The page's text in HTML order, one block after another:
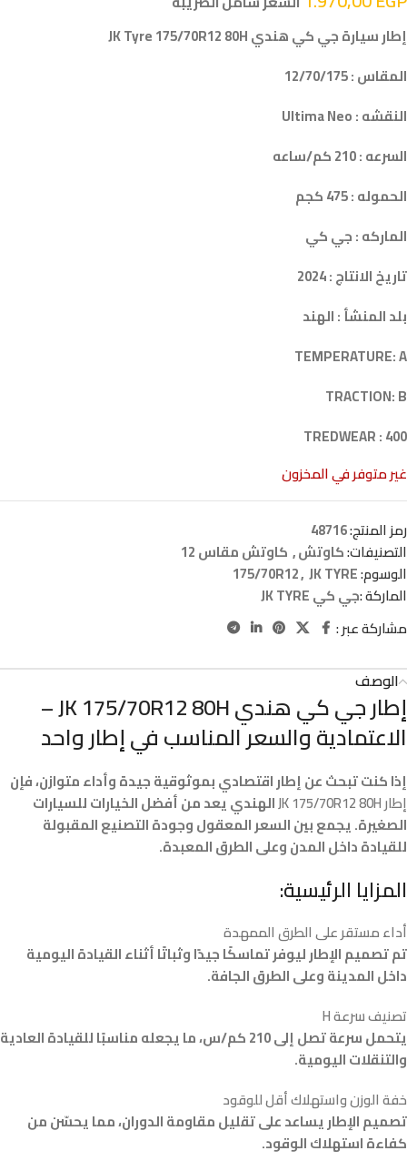
إطار سيارة جي كي هندي JK Tyre 175/70R12 80H
المقاس : 12/70/175
النقشه : Ultima Neo
السرعه : 210 كم/ساعه
الحموله : 475 كجم
الماركه : جي كي
تاريخ الانتاج : 2024
بلد المنشأ : الهند
TEMPERATURE: A
TRACTION: B
TREDWEAR : 400
غير متوفر في المخزون
رمز المنتج:48716
التصنيفات:كاوتش, كاوتش مقاس 12
الوسوم:
175/70R12, JK TYRE
الماركة :جي كي JK TYRE
مشاركة عبر :
الوصف
إطار جي كي هندي JK 175/70R12 80H –
الاعتمادية والسعر المناسب في إطار واحد
إذا كنت تبحث عن إطار اقتصادي بموثوقية جيدة وأداء متوازن، فإن
إطار JK 175/70R12 80H
الهندي يعد من أفضل الخيارات للسيارات
الصغيرة. يجمع بين السعر المعقول وجودة التصنيع المقبولة
للقيادة داخل المدن وعلى الطرق المعبدة.
المزايا الرئيسية:
أداء مستقر على الطرق الممهدة
تم تصميم الإطار ليوفر تماسكًا جيدًا وثباتًا أثناء القيادة اليومية
داخل المدينة وعلى الطرق الجافة.
تصنيف سرعة H
يتحمل سرعة تصل إلى 210 كم/س، ما يجعله مناسبًا للقيادة العادية
والتنقلات اليومية.
خفة الوزن واستهلاك أقل للوقود
تصميم الإطار يساعد على تقليل مقاومة الدوران، مما يحسّن من
كفاءة استهلاك الوقود.